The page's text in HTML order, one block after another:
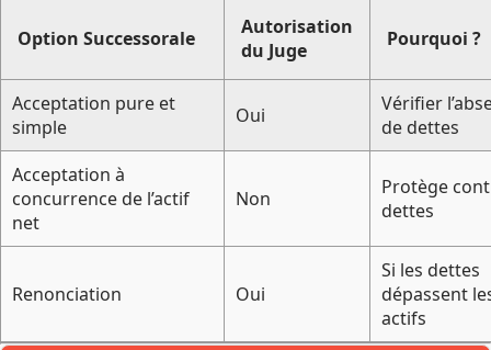
Option Successorale
Autorisation
du Juge
Pourquoi ?
Acceptation pure et
simple
Oui
Vérifier
de dettes
Acceptation à
concurrence de l’actif
net
Non
Protège
dettes
Renonciation Oui
Si les dettes
dépassent
actifs